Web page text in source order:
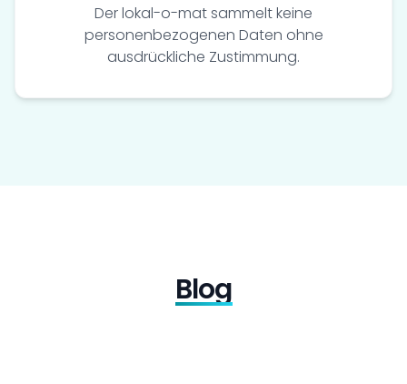
Der lokal-o-mat sammelt keine
personenbezogenen Daten ohne
ausdrückliche Zustimmung.
Blog